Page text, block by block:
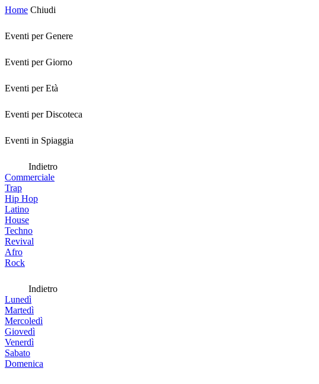
Home Chiudi
Eventi per Genere
Eventi per Giorno
Eventi per Età
Eventi per Discoteca
Eventi in Spiaggia
Indietro
Commerciale
Trap
Hip Hop
Latino
House
Techno
Revival
Afro
Rock
Indietro
Lunedì
Martedì
Mercoledì
Giovedì
Venerdì
Sabato
Domenica